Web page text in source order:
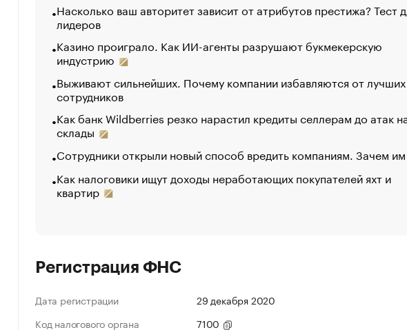
Насколько ваш авторитет зависит от атрибутов престижа? Тест
лидеров
Казино проиграло. Как ИИ-агенты разрушают букмекерскую
индустрию
Выживают сильнейших. Почему компании избавляются от лучших
сотрудников
Как банк Wildberries резко нарастил кредиты селлерам до атак
склады
Сотрудники открыли новый способ вредить компаниям. Зачем
Как налоговики ищут доходы неработающих покупателей яхт и
квартир
Регистрация ФНС
Дата регистрации
29 декабря 2020
Код налогового органа
7100